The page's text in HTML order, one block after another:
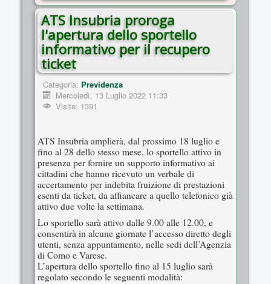
ATS Insubria proroga
l'apertura dello sportello
informativo per il recupero
ticket
Categoria: Previdenza
Mercoledì, 13 Luglio 2022 11:33
Visite: 1391
ATS Insubria amplierà, dal prossimo 18 luglio e
fino al 28 dello stesso mese, lo sportello attivo in
presenza per fornire un supporto informativo ai
cittadini che hanno ricevuto un verbale di
accertamento per indebita fruizione di prestazioni
esenti da ticket, da affiancare a quello telefonico già
attivo due volte la settimana.
Lo sportello sarà attivo dalle 9.00 alle 12.00, e
consentirà in alcune giornate l’accesso diretto degli
utenti, senza appuntamento, nelle sedi dell’Agenzia
di Como e Varese.
L’apertura dello sportello fino al 15 luglio sarà
regolato secondo le seguenti modalità: